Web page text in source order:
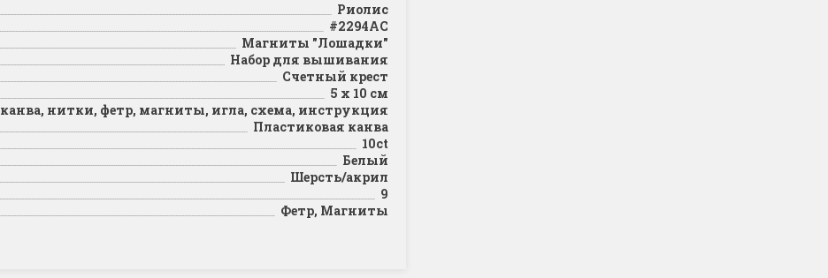
Риолис
#2294АС
Магниты "Лошадки"
Набор для вышивания
Счетный крест
5 х 10 см
канва, нитки, фетр, магниты, игла, схема, инструкция
Пластиковая канва
10ct
Белый
Шерсть/акрил
9
Фетр, Магниты